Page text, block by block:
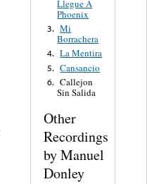
Llegue A
Phoenix
3. Mi
Borrachera
4. La Mentira
5. Cansancio
6. Callejon
Sin Salida
Other
Recordings
by Manuel
Donley